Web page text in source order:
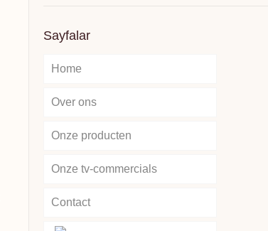
Sayfalar
Home
Over ons
Onze producten
Onze tv-commercials
Contact